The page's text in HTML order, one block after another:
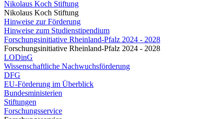
Nikolaus Koch Stiftung
Nikolaus Koch Stiftung
Hinweise zur Förderung
Hinweise zum Studienstipendium
Forschungsinitiative Rheinland-Pfalz 2024 - 2028
Forschungsinitiative Rheinland-Pfalz 2024 - 2028
LODinG
Wissenschaftliche Nachwuchsförderung
DFG
EU-Förderung im Überblick
Bundesministerien
Stiftungen
Forschungsservice